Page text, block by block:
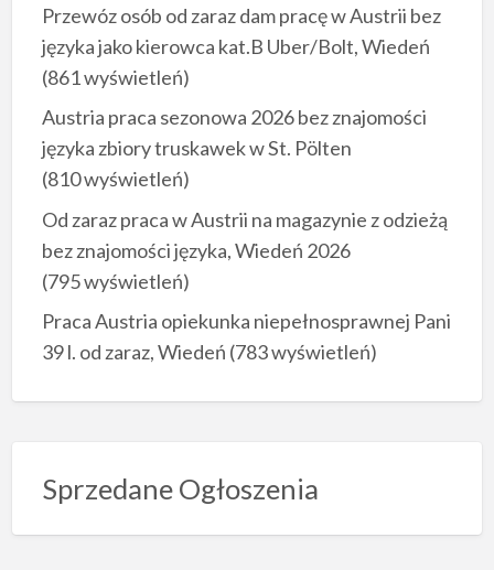
Przewóz osób od zaraz dam pracę w Austrii bez
języka jako kierowca kat.B Uber/Bolt, Wiedeń
(861 wyświetleń)
Austria praca sezonowa 2026 bez znajomości
języka zbiory truskawek w St. Pölten
(810 wyświetleń)
Od zaraz praca w Austrii na magazynie z odzieżą
bez znajomości języka, Wiedeń 2026
(795 wyświetleń)
Praca Austria opiekunka niepełnosprawnej Pani
39 l. od zaraz, Wiedeń (783 wyświetleń)
Sprzedane Ogłoszenia